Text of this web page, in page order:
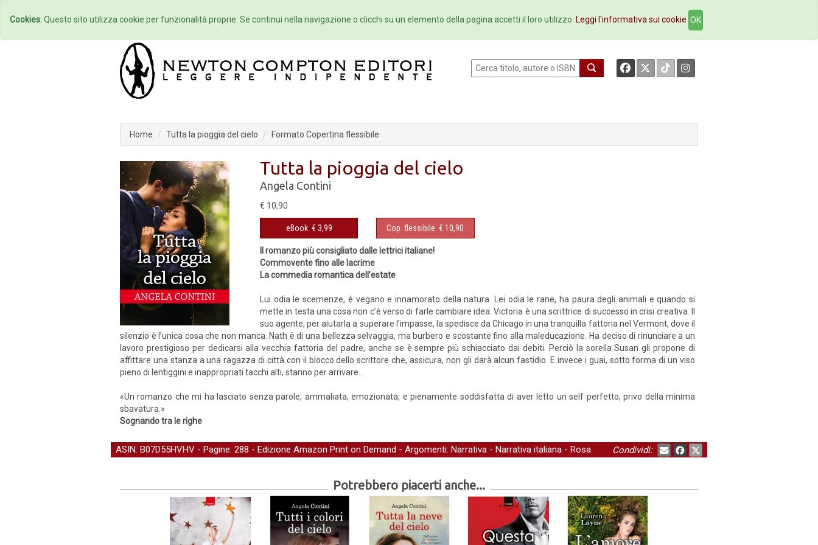
Home Autori Eventi Collane Newsletter Ebookstore Contatti
Home Tutta la pioggia del cielo Formato Copertina flessibile
Tutta la pioggia del cielo
Angela Contini
€ 10,90
eBook € 3,99 Cop. flessibile € 10,90
Il romanzo più consigliato dalle lettrici italiane!
Commovente fino alle lacrime
La commedia romantica dell’estate
Lui odia le scemenze, è vegano e innamorato della natura. Lei odia le rane, ha paura degli animali e quando si
mette in testa una cosa non c’è verso di farle cambiare idea. Victoria è una scrittrice di successo in crisi creativa. Il
suo agente, per aiutarla a superare l’impasse, la spedisce da Chicago in una tranquilla fattoria nel Vermont, dove il
silenzio è l’unica cosa che non manca. Nath è di una bellezza selvaggia, ma burbero e scostante fino alla maleducazione. Ha deciso di rinunciare a un
lavoro prestigioso per dedicarsi alla vecchia fattoria del padre, anche se è sempre più schiacciato dai debiti. Perciò la sorella Susan gli propone di
affittare una stanza a una ragazza di città con il blocco dello scrittore che, assicura, non gli darà alcun fastidio. E invece i guai, sotto forma di un viso
pieno di lentiggini e inappropriati tacchi alti, stanno per arrivare…
«Un romanzo che mi ha lasciato senza parole, ammaliata, emozionata, e pienamente soddisfatta di aver letto un self perfetto, privo della minima
sbavatura.»
Sognando tra le righe
ASIN: B07D55HVHV - Pagine: 288 - Edizione Amazon Print on Demand - Argomenti: Narrativa - Narrativa italiana - Rosa Condividi:
Potrebbero piacerti anche...
Cookies:Questo sito utilizza cookie per funzionalità proprie. Se continui nella navigazione o clicchi su un elemento della pagina accetti il loro utilizzo. Leggi l'informativa sui cookie OK